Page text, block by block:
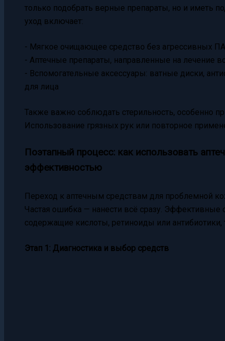
только подобрать верные препараты, но и иметь
уход включает:
- Мягкое очищающее средство без агрессивных
- Аптечные препараты, направленные на лечение
- Вспомогательные аксессуары: ватные диски,
для лица
Также важно соблюдать стерильность, особенно
Использование грязных рук или повторное
Поэтапный процесс: как использовать
эффективностью
Переход к аптечным средствам для проблемной
Частая ошибка — нанести всё сразу.
содержащие кислоты, ретиноиды или
Этап 1: Диагностика и выбор средств